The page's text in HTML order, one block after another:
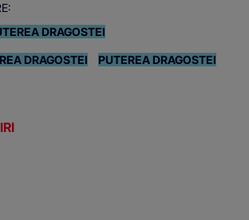
DRAGOSTEI
DRAGOSTEI PUTEREA DRAGOSTEI